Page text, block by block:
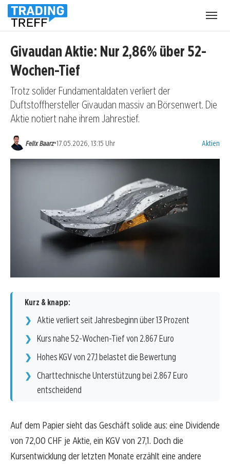
Givaudan Aktie: Nur 2,86% über 52-
Wochen-Tief
Trotz solider Fundamentaldaten verliert der
Duftstoffhersteller Givaudan massiv an Börsenwert. Die
Aktie notiert nahe ihrem Jahrestief.
Felix Baarz•17.05.2026, 13:15 Uhr Aktien
Kurz & knapp:
Aktie verliert seit Jahresbeginn über 13 Prozent
Kurs nahe 52-Wochen-Tief von 2.867 Euro
Hohes KGV von 27,1 belastet die Bewertung
Charttechnische Unterstützung bei 2.867 Euro
entscheidend
Auf dem Papier sieht das Geschäft solide aus: eine Dividende
von 72,00 CHF je Aktie, ein KGV von 27,1. Doch die
Kursentwicklung der letzten Monate erzählt eine andere